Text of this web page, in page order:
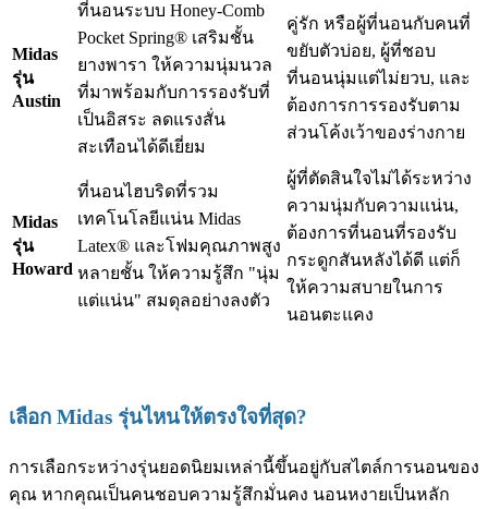
Midas
รุ่น
Austin
ที่นอนระบบ Honey-Comb
Pocket Spring® เสริมชั้น
ยางพารา ให้ความนุ่มนวล
ที่มาพร้อมกับการรองรับที่
เป็นอิสระ ลดแรงสั่น
สะเทือนได้ดีเยี่ยม
คู่รัก หรือผู้ที่นอนกับคนที่
ขยับตัวบ่อย, ผู้ที่ชอบ
ที่นอนนุ่มแต่ไม่ยวบ, และ
ต้องการการรองรับตาม
ส่วนโค้งเว้าของร่างกาย
Midas
รุ่น
Howard
ที่นอนไฮบริดที่รวม
เทคโนโลยีแน่น Midas
Latex® และโฟมคุณภาพสูง
หลายชั้น ให้ความรู้สึก "นุ่ม
แต่แน่น" สมดุลอย่างลงตัว
ผู้ที่ตัดสินใจไม่ได้ระหว่าง
ความนุ่มกับความแน่น,
ต้องการที่นอนที่รองรับ
กระดูกสันหลังได้ดี แต่ก็
ให้ความสบายในการ
นอนตะแคง
เลือก Midas รุ่นไหนให้ตรงใจที่สุด?
การเลือกระหว่างรุ่นยอดนิยมเหล่านี้ขึ้นอยู่กับสไตล์การนอนของ
คุณ หากคุณเป็นคนชอบความรู้สึกมั่นคง นอนหงายเป็นหลัก